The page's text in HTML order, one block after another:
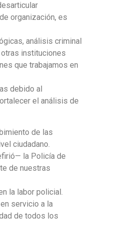
organización, es
análisis criminal
otras instituciones
que trabajamos en
debido al
el análisis de
de las
ciudadano.
la Policía de
de nuestras
la labor policial.
servicio a la
de todos los